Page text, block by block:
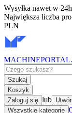
Wysyłka nawet w 24h
Największa liczba
PLN
MACHINEPORTAL
Szukaj
Koszyk
Zaloguj się lub
Wszystkie kategorie